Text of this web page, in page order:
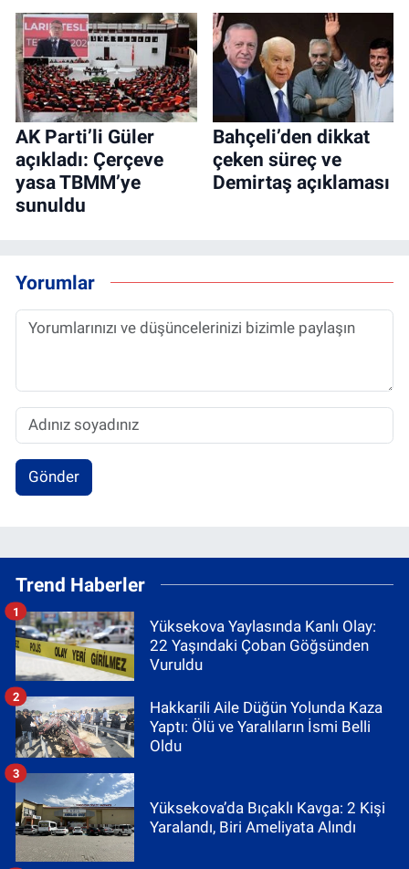
AK Parti’li Güler
açıkladı: Çerçeve
yasa TBMM’ye
sunuldu
Bahçeli’den dikkat
çeken süreç ve
Demirtaş açıklaması
Yorumlar
Gönder
Trend Haberler
Yüksekova Yaylasında Kanlı Olay:
22 Yaşındaki Çoban Göğsünden
Vuruldu
1
Hakkarili Aile Düğün Yolunda Kaza
Yaptı: Ölü ve Yaralıların İsmi Belli
Oldu
2
Yüksekova’da Bıçaklı Kavga: 2 Kişi
Yaralandı, Biri Ameliyata Alındı
3